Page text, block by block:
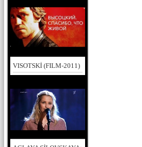
VISOTSKİ (FILM-2011)